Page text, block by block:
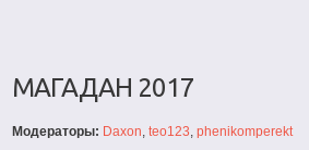
МАГАДАН 2017
Модераторы: Daxon,teo123,phenikomperekt